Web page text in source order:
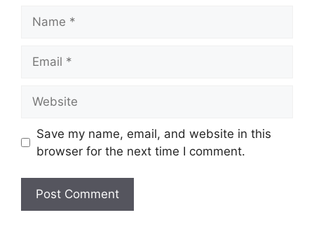
Save my name, email, and website in this
browser for the next time I comment.